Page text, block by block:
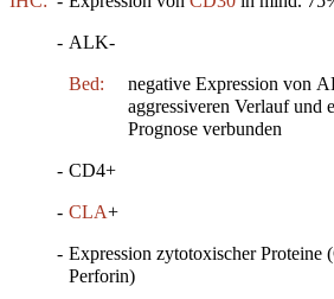
- ALK-
Bed:
negative Expression von
aggressiveren Verlauf und
Prognose verbunden
- CD4+
- CLA+
- Expression zytotoxischer
Perforin)